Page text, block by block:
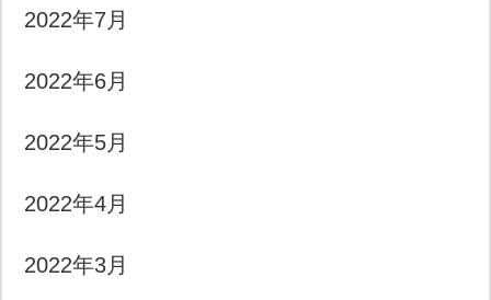
2022年7月
2022年6月
2022年5月
2022年4月
2022年3月